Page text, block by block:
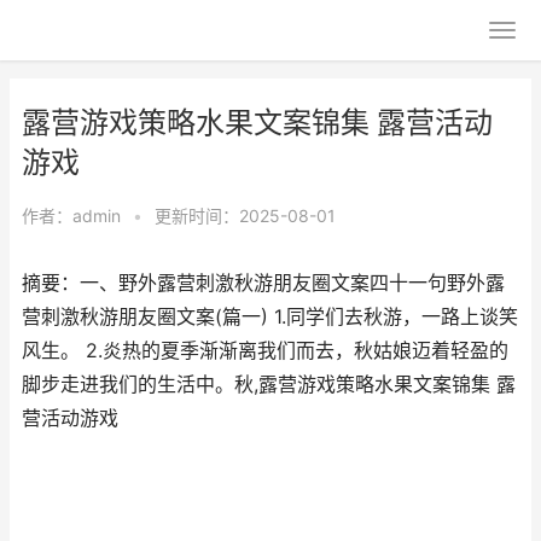
露营游戏策略水果文案锦集 露营活动
游戏
作者： admin • 更新时间：2025-08-01
摘要：一、野外露营刺激秋游朋友圈文案四十一句野外露
营刺激秋游朋友圈文案(篇一) 1.同学们去秋游，一路上谈笑
风生。 2.炎热的夏季渐渐离我们而去，秋姑娘迈着轻盈的
脚步走进我们的生活中。秋,露营游戏策略水果文案锦集 露
营活动游戏